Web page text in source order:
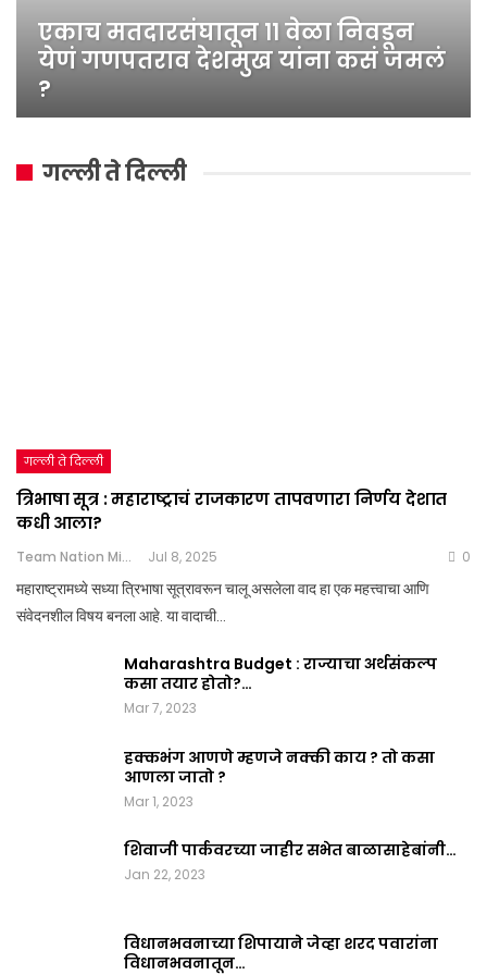
एकाच मतदारसंघातून ११ वेळा निवडून
येणं गणपतराव देशमुख यांना कसं जमलं
?
गल्ली ते दिल्ली
गल्ली ते दिल्ली
त्रिभाषा सूत्र : महाराष्ट्राचं राजकारण तापवणारा निर्णय देशात
कधी आला?
Team Nation Mic Jul 8, 2025 0
महाराष्ट्रामध्ये सध्या त्रिभाषा सूत्रावरून चालू असलेला वाद हा एक महत्त्वाचा आणि
संवेदनशील विषय बनला आहे. या वादाची…
Maharashtra Budget : राज्याचा अर्थसंकल्प
कसा तयार होतो?…
Mar 7, 2023
हक्कभंग आणणे म्हणजे नक्की काय ? तो कसा
आणला जातो ?
Mar 1, 2023
शिवाजी पार्कवरच्या जाहीर सभेत बाळासाहेबांनी…
Jan 22, 2023
विधानभवनाच्या शिपायाने जेव्हा शरद पवारांना
विधानभवनातून…